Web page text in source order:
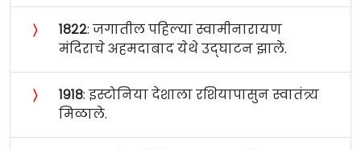
〉 १८२२: जगातील पहिल्या स्वामीनारायण
मंदिराचे अहमदाबाद येथे उद्‍घाटन झाले.
〉 १९१८: इस्टोनिया देशाला रशियापासुन स्वातंत्र्य
मिळाले.